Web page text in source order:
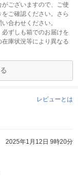
ございますので、ご使
ご確認ください。さら
合わせください。
ずしも箱でのお届けを
庫状況等により異なる
レビューとは
2025年1月12日 9時20分